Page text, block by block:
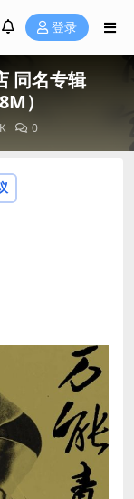
登录
同名专辑
）
0